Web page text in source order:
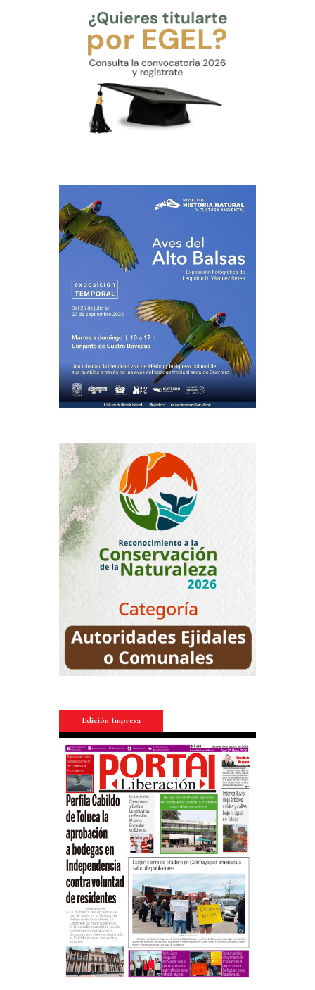
Edición Impresa